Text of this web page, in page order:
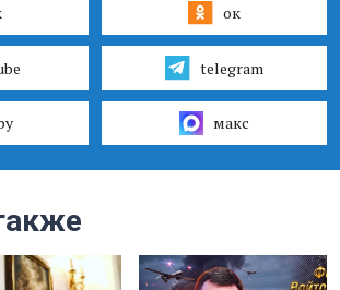
ок
telegram
макс